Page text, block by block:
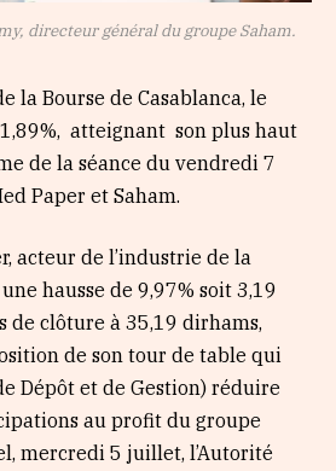
directeur général du groupe Saham.
la Bourse de Casablanca, le
1,89%, atteignant son plus haut
de la séance du vendredi 7
Paper et Saham.
acteur de l’industrie de la
hausse de 9,97% soit 3,19
de clôture à 35,19 dirhams,
de son tour de table qui
Dépôt et de Gestion) réduire
au profit du groupe
mercredi 5 juillet, l’Autorité